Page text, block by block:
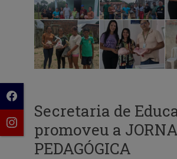
Secretaria de
promoveu a
PEDAGÓGICA